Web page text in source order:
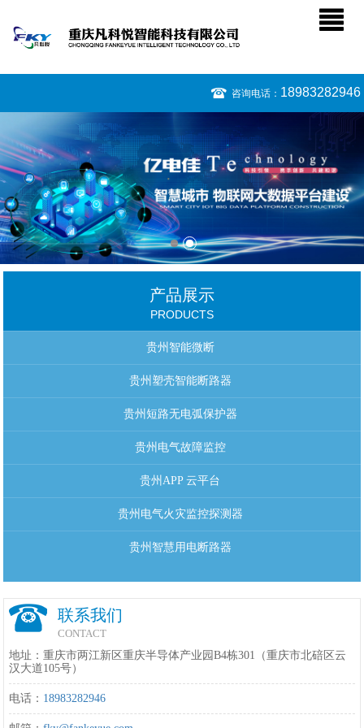
咨询电话： 18983282946
产品展示
PRODUCTS
贵州智能微断
贵州塑壳智能断路器
贵州短路无电弧保护器
贵州电气故障监控
贵州APP 云平台
贵州电气火灾监控探测器
贵州智慧用电断路器
联系我们
CONTACT
地址：重庆市两江新区重庆半导体产业园B4栋301（重庆市北碚区云
汉大道105号）
电话： 18983282946